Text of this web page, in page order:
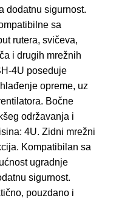
dodatnu sigurnost.
sa
rutera, svičeva,
i drugih mrežnih
4U poseduje
opreme, uz
Bočne
održavanja i
4U. Zidni mrežni
Kompatibilan sa
ugradnje
sigurnost.
pouzdano i